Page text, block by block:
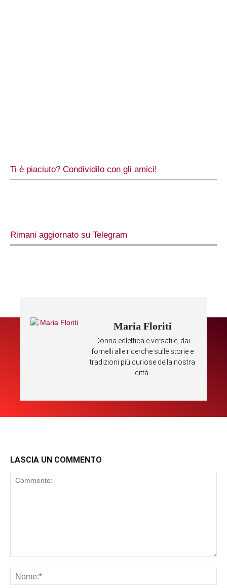
Ti è piaciuto? Condividilo con gli amici!
Rimani aggiornato su Telegram
Maria Floriti
Donna eclettica e versatile, dai
fornelli alle ricerche sulle storie e
tradizioni più curiose della nostra
città.
LASCIA UN COMMENTO